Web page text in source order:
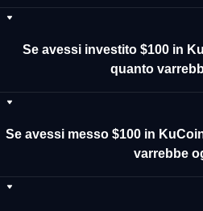
Se avessi investito $100 in
quanto
Se avessi messo $100 in
varrebbe